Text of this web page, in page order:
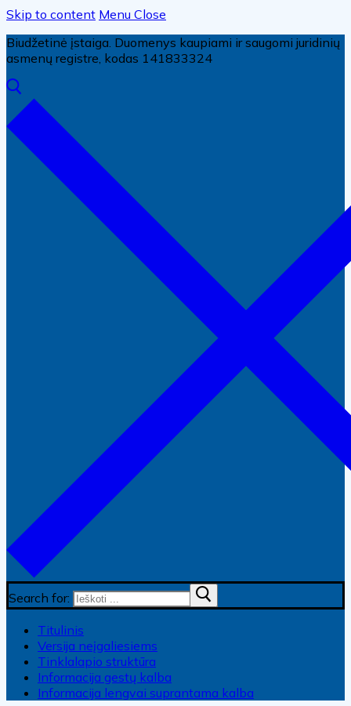
Skip to content Menu Close
Biudžetinė įstaiga. Duomenys kaupiami ir saugomi juridinių
asmenų registre, kodas 141833324
Search for:
Titulinis
Versija neįgaliesiems
Tinklalapio struktūra
Informacija gestų kalba
Informacija lengvai suprantama kalba